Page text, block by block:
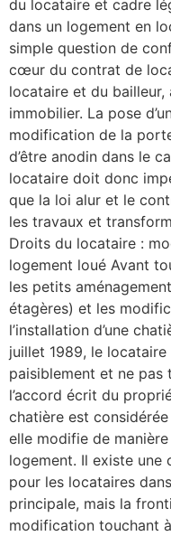
du locataire et cadre
dans un logement en
simple question de
cœur du contrat de
locataire et du bailleur,
immobilier. La pose
modification de la
d’être anodin dans le
locataire doit donc
que la loi alur et le
les travaux et
Droits du locataire :
logement loué Avant
les petits
étagères) et les
l’installation d’une
juillet 1989, le
paisiblement et ne pas
l’accord écrit du
chatière est
elle modifie de
logement. Il existe
pour les locataires
principale, mais la
modification touchant